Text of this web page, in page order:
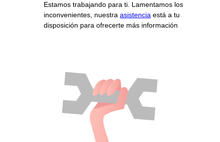
Estamos trabajando para ti. Lamentamos los
inconvenientes, nuestra asistencia está a tu
disposición para ofrecerte más información